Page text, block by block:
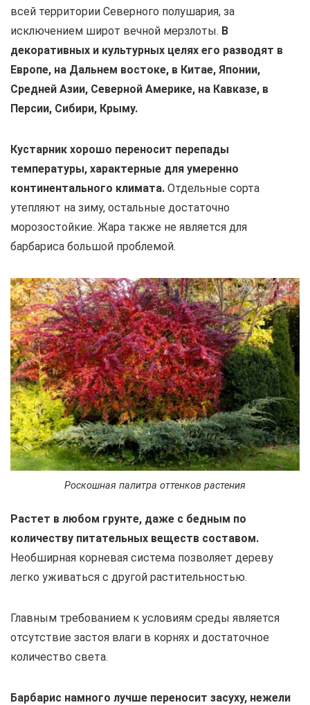
всей территории Северного полушария, за
исключением широт вечной мерзлоты. В
декоративных и культурных целях его разводят в
Европе, на Дальнем востоке, в Китае, Японии,
Средней Азии, Северной Америке, на Кавказе, в
Персии, Сибири, Крыму.
Кустарник хорошо переносит перепады
температуры, характерные для умеренно
континентального климата. Отдельные сорта
утепляют на зиму, остальные достаточно
морозостойкие. Жара также не является для
барбариса большой проблемой.
Роскошная палитра оттенков растения
Растет в любом грунте, даже с бедным по
количеству питательных веществ составом.
Необширная корневая система позволяет дереву
легко уживаться с другой растительностью.
Главным требованием к условиям среды является
отсутствие застоя влаги в корнях и достаточное
количество света.
Барбарис намного лучше переносит засуху, нежели